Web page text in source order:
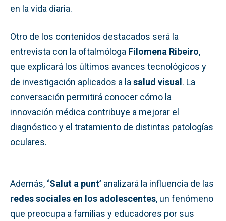
en la vida diaria.
Otro de los contenidos destacados será la
entrevista con la oftalmóloga Filomena Ribeiro,
que explicará los últimos avances tecnológicos y
de investigación aplicados a la salud visual. La
conversación permitirá conocer cómo la
innovación médica contribuye a mejorar el
diagnóstico y el tratamiento de distintas patologías
oculares.
Además, ‘Salut a punt’ analizará la influencia de las
redes sociales en los adolescentes, un fenómeno
que preocupa a familias y educadores por sus